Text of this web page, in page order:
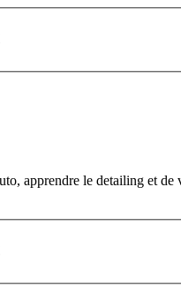
apprendre le detailing et